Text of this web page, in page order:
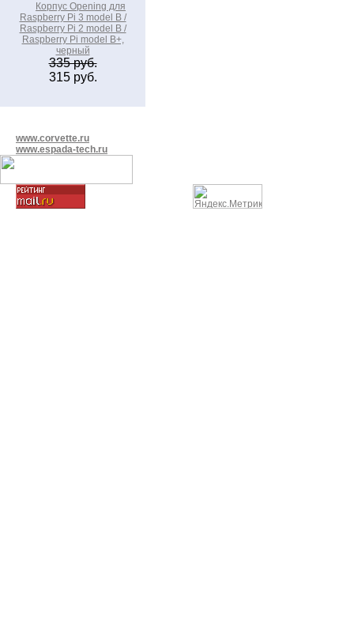
Корпус Opening для
Raspberry Pi 3 model B /
Raspberry Pi 2 model B /
Raspberry Pi model B+,
черный
335 руб.
315 руб.
www.corvette.ru
www.espada-tech.ru